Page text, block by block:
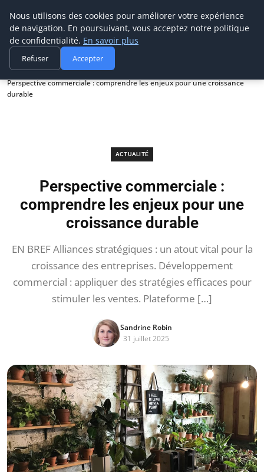
Prospection Pro
Accueil
Actualité
Perspective commerciale : comprendre les enjeux pour une croissance
durable
ACTUALITÉ
Perspective commerciale :
comprendre les enjeux pour une
croissance durable
EN BREF Alliances stratégiques : un atout vital pour la
croissance des entreprises. Développement
commercial : appliquer des stratégies efficaces pour
stimuler les ventes. Plateforme […]
Sandrine Robin
31 juillet 2025
Nous utilisons des cookies pour améliorer votre expérience
de navigation. En poursuivant, vous acceptez notre politique
de confidentialité. En savoir plus
Refuser Accepter